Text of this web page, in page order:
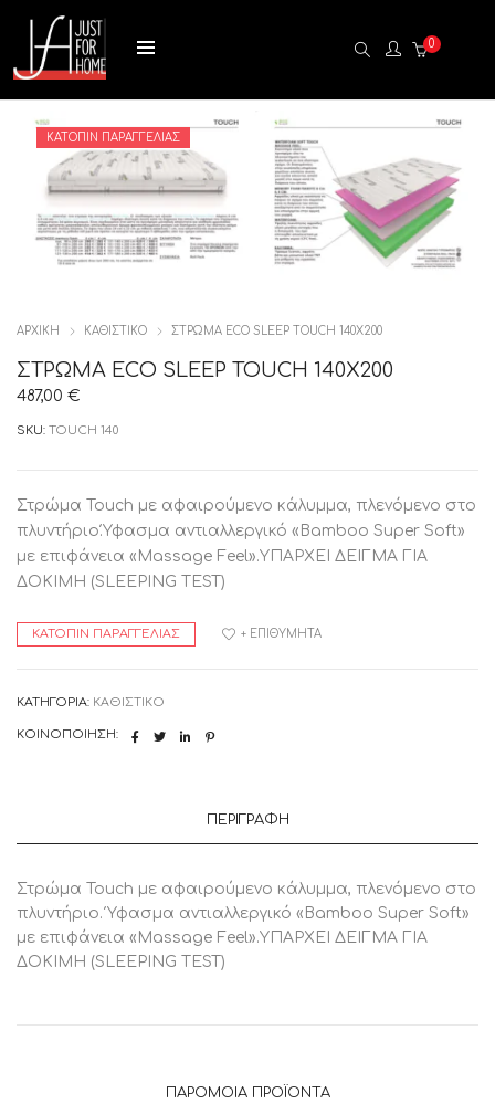
0
ΚΑΤΌΠΙΝ ΠΑΡΑΓΓΕΛΊΑΣ
ΑΡΧΙΚΉ ΚΑΘΙΣΤΙΚΟ ΣΤΡΩΜΑ ECO SLEEP TOUCH 140X200
ΣΤΡΩΜΑ ECO SLEEP TOUCH 140X200
487,00 €
SKU: TOUCH 140
Στρώμα Touch με αφαιρούμενο κάλυμμα, πλενόμενο στο
πλυντήριο.Ύφασμα αντιαλλεργικό «Bamboo Super Soft»
με επιφάνεια «Massage Feel».ΥΠΑΡΧΕΙ ΔΕΙΓΜΑ ΓΙΑ
ΔΟΚΙΜΗ (SLEEPING TEST)
ΚΑΤΌΠΙΝ ΠΑΡΑΓΓΕΛΊΑΣ + ΕΠΙΘΥΜΗΤΆ
ΚΑΤΗΓΟΡΊΑ: ΚΑΘΙΣΤΙΚΟ
ΚΟΙΝΟΠΟΊΗΣΗ:
ΠΕΡΙΓΡΑΦΉ
Στρώμα Touch με αφαιρούμενο κάλυμμα, πλενόμενο στο
πλυντήριο. Ύφασμα αντιαλλεργικό «Bamboo Super Soft»
με επιφάνεια «Massage Feel».ΥΠΑΡΧΕΙ ΔΕΙΓΜΑ ΓΙΑ
ΔΟΚΙΜΗ (SLEEPING TEST)
ΠΑΡΌΜΟΙΑ ΠΡΟΪΌΝΤΑ